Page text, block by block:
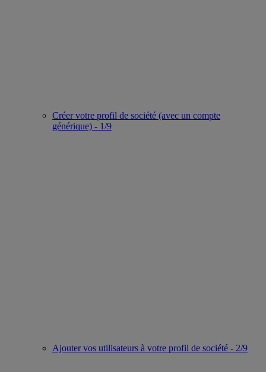
Créer votre profil de société (avec un compte
générique) - 1/9
Ajouter vos utilisateurs à votre profil de société - 2/9